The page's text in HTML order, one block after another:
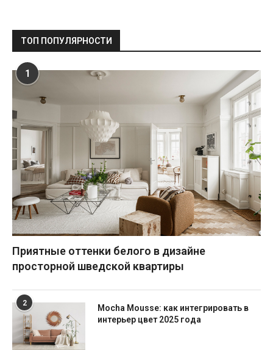
ТОП ПОПУЛЯРНОСТИ
1
Приятные оттенки белого в дизайне
просторной шведской квартиры
2
Mocha Mousse: как интегрировать в
интерьер цвет 2025 года